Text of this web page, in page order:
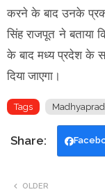
करने के बाद उनके
सिंह राजपूत ने बताया
के बाद मध्य प्रदेश के
दिया जाएगा।
Tags
OLDER